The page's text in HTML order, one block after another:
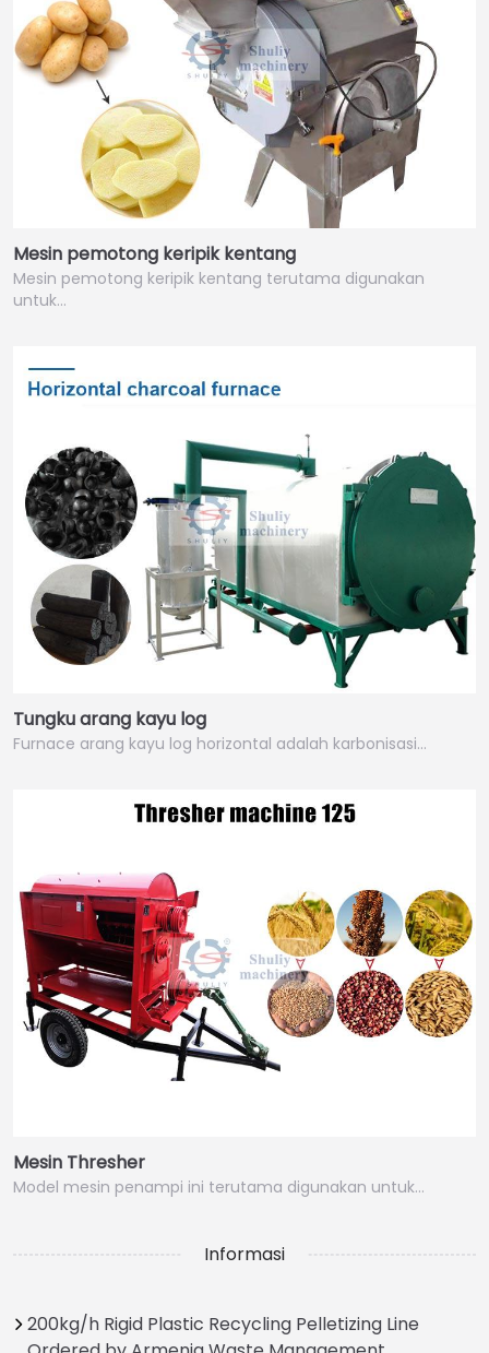
Mesin pemotong keripik kentang
Mesin pemotong keripik kentang terutama digunakan
untuk…
Tungku arang kayu log
Furnace arang kayu log horizontal adalah karbonisasi…
Mesin Thresher
Model mesin penampi ini terutama digunakan untuk…
Informasi
200kg/h Rigid Plastic Recycling Pelletizing Line